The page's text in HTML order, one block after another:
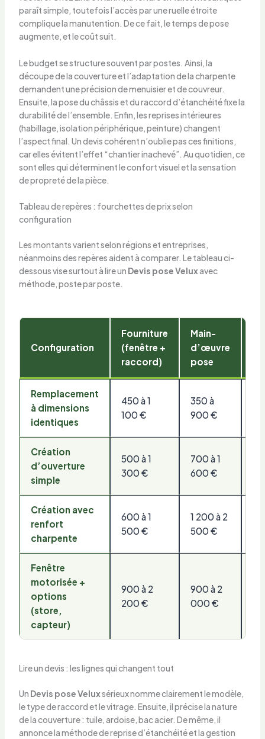
paraît simple, toutefois l’accès par une ruelle étroite
complique la manutention. De ce fait, le temps de pose
augmente, et le coût suit.
Le budget se structure souvent par postes. Ainsi, la
découpe de la couverture et l’adaptation de la charpente
demandent une précision de menuisier et de couvreur.
Ensuite, la pose du châssis et du raccord d’étanchéité fixe la
durabilité de l’ensemble. Enfin, les reprises intérieures
(habillage, isolation périphérique, peinture) changent
l’aspect final. Un devis cohérent n’oublie pas ces finitions,
car elles évitent l’effet “chantier inachevé”. Au quotidien, ce
sont elles qui déterminent le confort visuel et la sensation
de propreté de la pièce.
Tableau de repères : fourchettes de prix selon
configuration
Les montants varient selon régions et entreprises,
néanmoins des repères aident à comparer. Le tableau ci-
dessous vise surtout à lire un Devis pose Veluxavec
méthode, poste par poste.
Configuration
Fourniture
(fenêtre +
raccord)
Main-
d’œuvre
pose
Remplacement
à dimensions
identiques
450 à 1
100 €
350 à
900 €
Création
d’ouverture
simple
500 à 1
300 €
700 à 1
600 €
Création avec
renfort
charpente
600 à 1
500 €
1 200 à 2
500 €
Fenêtre
motorisée +
options
(store,
capteur)
900 à 2
200 €
900 à 2
000 €
Lire un devis : les lignes qui changent tout
Un Devis pose Veluxsérieux nomme clairement le modèle,
le type de raccord et le vitrage. Ensuite, il précise la nature
de la couverture : tuile, ardoise, bac acier. De même, il
annonce la méthode de reprise d’étanchéité et la gestion